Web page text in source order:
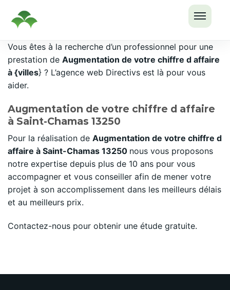
LE
MENU
Passer
au
contenu
Vous êtes à la recherche d’un professionnel pour une
prestation de Augmentation de votre chiffre d affaire
à {villes} ? L’agence web Directivs est là pour vous
aider.
Augmentation de votre chiffre d affaire
à Saint-Chamas 13250
Pour la réalisation de Augmentation de votre chiffre d
affaire à Saint-Chamas 13250 nous vous proposons
notre expertise depuis plus de 10 ans pour vous
accompagner et vous conseiller afin de mener votre
projet à son accomplissement dans les meilleurs délais
et au meilleurs prix.
Contactez-nous pour obtenir une étude gratuite.